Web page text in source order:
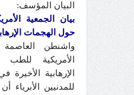
البيان المؤسف:
بيان الجمعية
حول الهجمات
واشنطن
الأمريكية
الإرهابية الأخيرة
للمدنيين الأبرياء